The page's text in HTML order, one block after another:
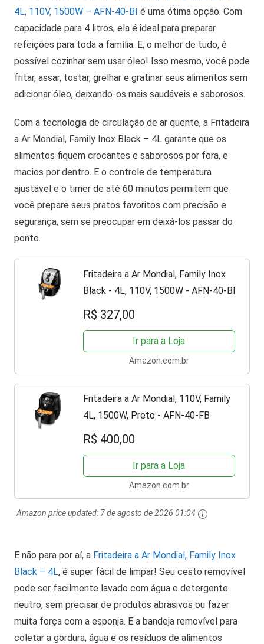
4L, 110V, 1500W – AFN-40-BI é uma ótima opção. Com
capacidade para 4 litros, ela é ideal para preparar
refeições para toda a família. E, o melhor de tudo, é
possível cozinhar sem usar óleo! Isso mesmo, você pode
fritar, assar, tostar, grelhar e gratinar seus alimentos sem
adicionar óleo, deixando-os mais saudáveis e saborosos.
Com a tecnologia de circulação de ar quente, a Fritadeira
a Ar Mondial, Family Inox Black – 4L garante que os
alimentos fiquem crocantes e saborosos por fora, e
macios por dentro. E o controle de temperatura
ajustável e o timer de até 60 minutos permitem que
você prepare seus pratos favoritos com precisão e
segurança, sem se preocupar em deixá-los passar do
ponto.
Fritadeira a Ar Mondial, Family Inox
Black - 4L, 110V, 1500W - AFN-40-BI
R$ 327,00
Ir para a Loja
Amazon.com.br
Fritadeira a Ar Mondial, 110V, Family
4L, 1500W, Preto - AFN-40-FB
R$ 400,00
Ir para a Loja
Amazon.com.br
Amazon price updated: 7 de agosto de 2026 01:04
E não para por aí, a Fritadeira a Ar Mondial, Family Inox
Black – 4L, é super fácil de limpar! Seu cesto removível
pode ser facilmente lavado com água e detergente
neutro, sem precisar de produtos abrasivos ou fazer
muita força com a esponja. E a bandeja removível para
coletar a gordura, água e os resíduos de alimentos